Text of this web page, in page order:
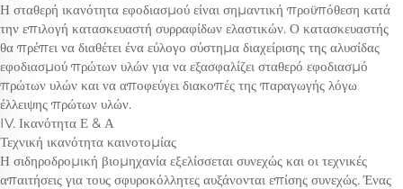
Η σταθερή ικανότητα εφοδιασμού είναι σημαντική προϋπόθεση κατά
την επιλογή κατασκευαστή συρραφίδων ελαστικών. Ο κατασκευαστής
θα πρέπει να διαθέτει ένα εύλογο σύστημα διαχείρισης της αλυσίδας
εφοδιασμού πρώτων υλών για να εξασφαλίζει σταθερό εφοδιασμό
πρώτων υλών και να αποφεύγει διακοπές της παραγωγής λόγω
έλλειψης πρώτων υλών.
IV. Ικανότητα Ε & Α
Τεχνική ικανότητα καινοτομίας
Η σιδηροδρομική βιομηχανία εξελίσσεται συνεχώς και οι τεχνικές
απαιτήσεις για τους σφυροκόλλητες αυξάνονται επίσης συνεχώς. Ένας